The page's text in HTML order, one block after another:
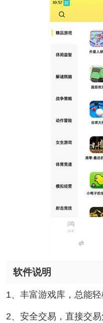
软件说明
1、丰富游戏库，总能轻
2、安全交易，直接交易